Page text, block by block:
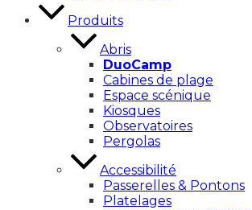
Produits
Abris
DuoCamp
Cabines de plage
Espace scénique
Kiosques
Observatoires
Pergolas
Accessibilité
Passerelles & Pontons
Platelages